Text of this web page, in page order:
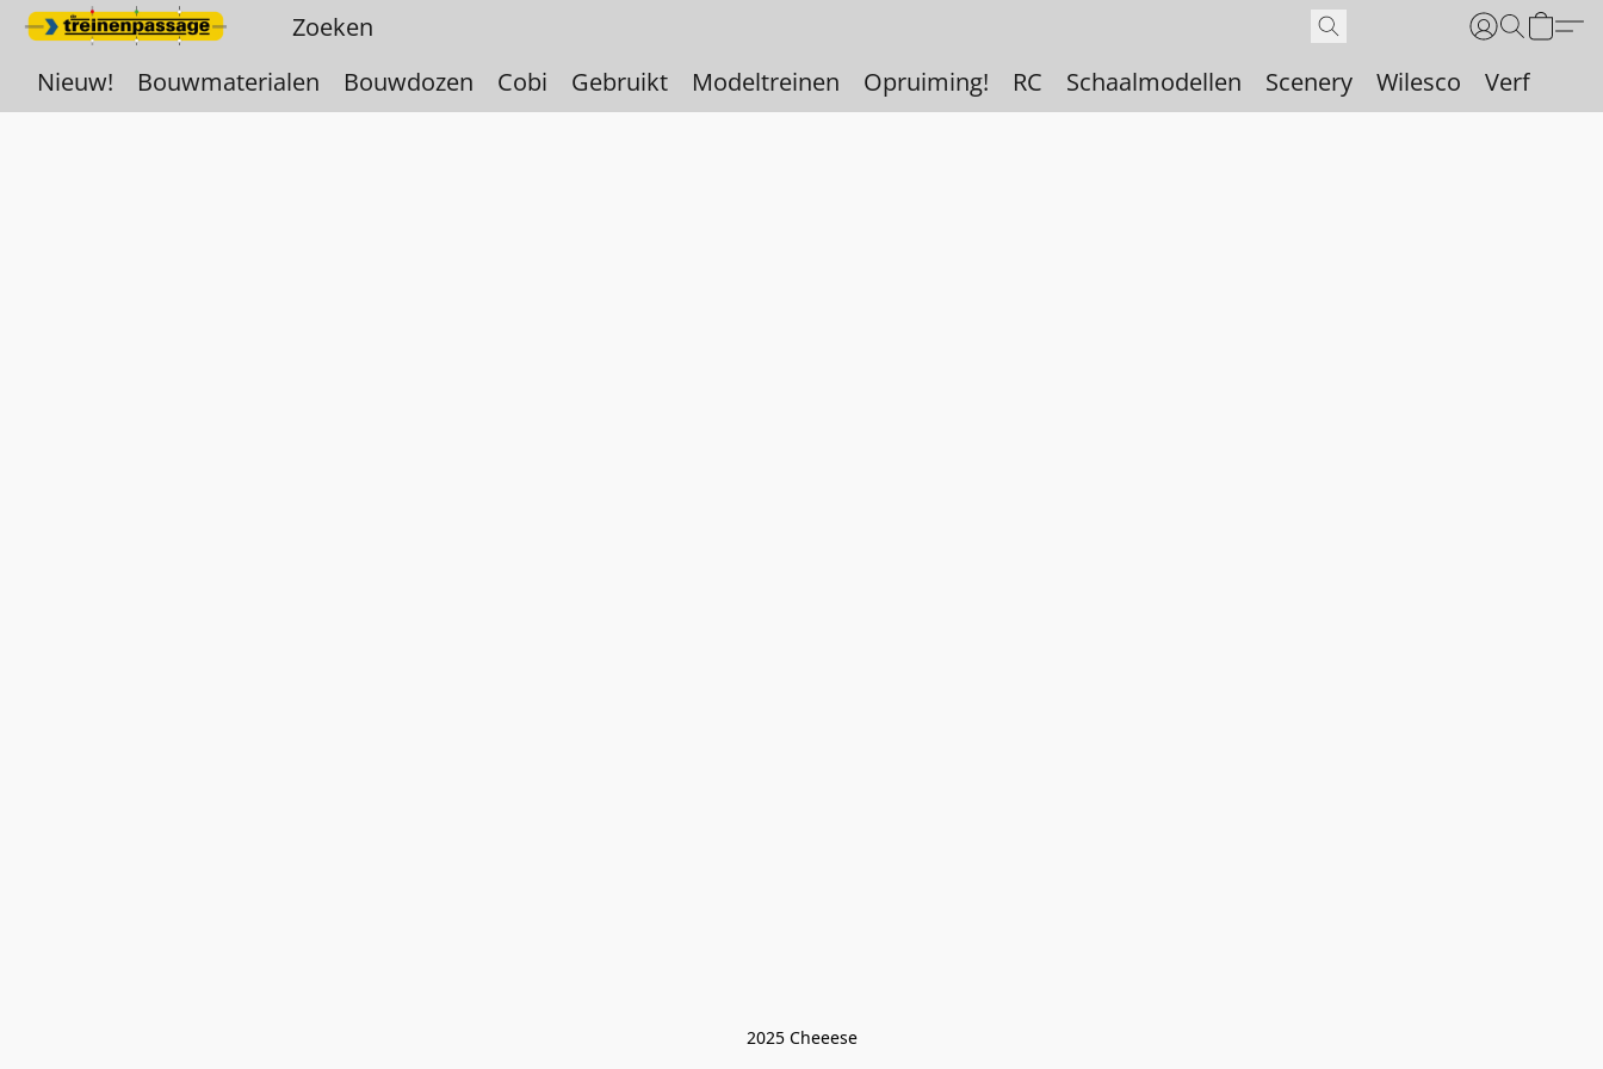
Nieuw! Bouwmaterialen Bouwdozen Cobi Gebruikt Modeltreinen Opruiming! RC Schaalmodellen Scenery Wilesco Verf
2025 Cheeese